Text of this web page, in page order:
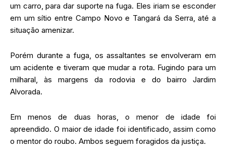
um carro, para dar suporte na fuga. Eles iriam se esconder
em um sítio entre Campo Novo e Tangará da Serra, até a
situação amenizar.
Porém durante a fuga, os assaltantes se envolveram em
um acidente e tiveram que mudar a rota. Fugindo para um
milharal, às margens da rodovia e do bairro Jardim
Alvorada.
Em menos de duas horas, o menor de idade foi
apreendido. O maior de idade foi identificado, assim como
o mentor do roubo. Ambos seguem foragidos da justiça.